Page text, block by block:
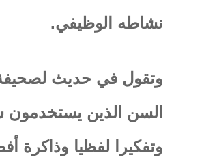
نشاطه الوظيفي.
وتقول في حديث لصحيفة
السن الذين يستخدمون
وتفكيرا لفظيا وذاكرة